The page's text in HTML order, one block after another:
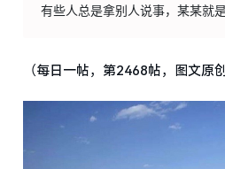
有些人总是拿别人说事，某某就
（每日一帖，第2468帖，图文原创